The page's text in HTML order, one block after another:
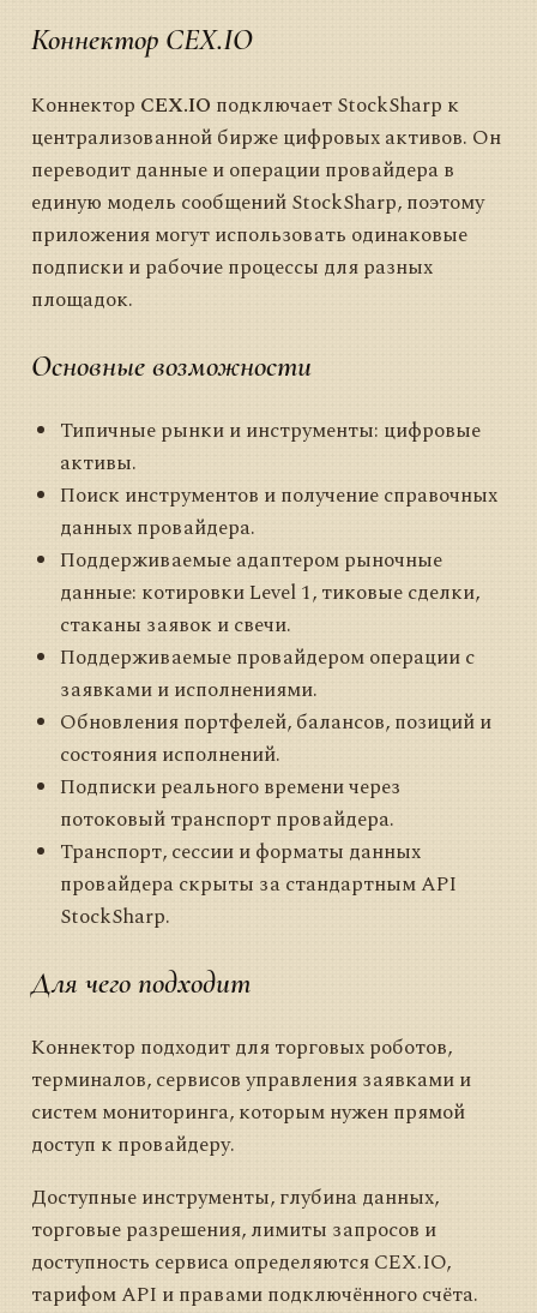
Коннектор CEX.IO
Коннектор CEX.IO подключает StockSharp к
централизованной бирже цифровых активов. Он
переводит данные и операции провайдера в
единую модель сообщений StockSharp, поэтому
приложения могут использовать одинаковые
подписки и рабочие процессы для разных
площадок.
Основные возможности
Типичные рынки и инструменты: цифровые
активы.
Поиск инструментов и получение справочных
данных провайдера.
Поддерживаемые адаптером рыночные
данные: котировки Level 1, тиковые сделки,
стаканы заявок и свечи.
Поддерживаемые провайдером операции с
заявками и исполнениями.
Обновления портфелей, балансов, позиций и
состояния исполнений.
Подписки реального времени через
потоковый транспорт провайдера.
Транспорт, сессии и форматы данных
провайдера скрыты за стандартным API
StockSharp.
Для чего подходит
Коннектор подходит для торговых роботов,
терминалов, сервисов управления заявками и
систем мониторинга, которым нужен прямой
доступ к провайдеру.
Доступные инструменты, глубина данных,
торговые разрешения, лимиты запросов и
доступность сервиса определяются CEX.IO,
тарифом API и правами подключённого счёта.